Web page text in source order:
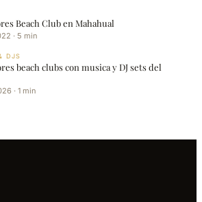
Beach Club en Mahahual
· 5 min
DJS
beach clubs con musica y DJ sets del
· 1 min